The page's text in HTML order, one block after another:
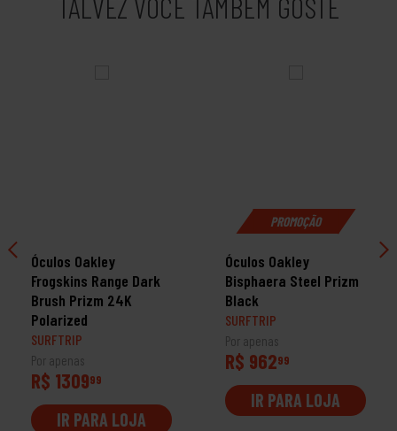
Óculos Oakley
Frogskins Range Dark
Brush Prizm 24K
Polarized
SURFTRIP
Por apenas
R$ 130999
IR PARA LOJA
PROMOÇÃO
Óculos Oakley
Bisphaera Steel Prizm
Black
SURFTRIP
Por apenas
R$ 96299
IR PARA LOJA